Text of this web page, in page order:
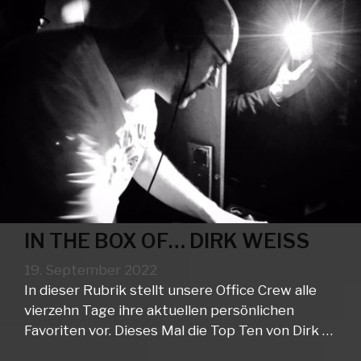
IN THE BOX OF… DIRK WEISS
19. September 2022
In dieser Rubrik stellt unsere Office Crew alle
vierzehn Tage ihre aktuellen persönlichen
Favoriten vor. Dieses Mal die Top Ten von Dirk …